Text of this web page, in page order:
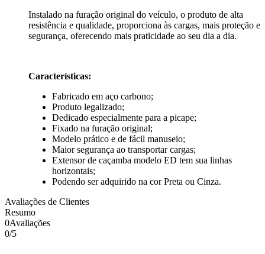
Instalado na furação original do veículo, o produto de alta
resistência e qualidade, proporciona às cargas, mais proteção e
segurança, oferecendo mais praticidade ao seu dia a dia.
Características:
Fabricado em aço carbono;
Produto legalizado;
Dedicado especialmente para a picape;
Fixado na furação original;
Modelo prático e de fácil manuseio;
Maior segurança ao transportar cargas;
Extensor de caçamba modelo ED tem sua linhas
horizontais;
Podendo ser adquirido na cor Preta ou Cinza.
Avaliações de Clientes
Resumo
0Avaliações
0/5